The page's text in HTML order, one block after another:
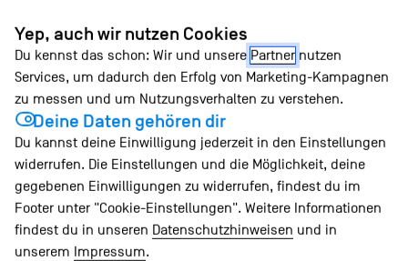
Zum
Inhalt
springen
Yep, auch wir nutzen Cookies
Du kennst das schon: Wir und unsere Partner nutzen
Services, um dadurch den Erfolg von Marketing-Kampagnen
zu messen und um Nutzungsverhalten zu verstehen.
Deine Daten gehören dir
Du kannst deine Einwilligung jederzeit in den Einstellungen
widerrufen. Die Einstellungen und die Möglichkeit, deine
gegebenen Einwilligungen zu widerrufen, findest du im
Footer unter "Cookie-Einstellungen". Weitere Informationen
findest du in unseren Datenschutzhinweisen und in
unserem Impressum.